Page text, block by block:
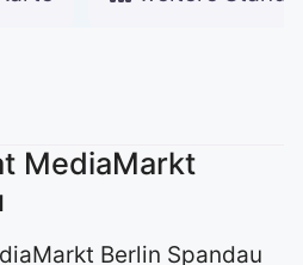
MediaMarkt
Berlin Spandau